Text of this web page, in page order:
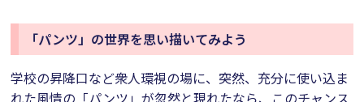
「パンツ」の世界を思い描いてみよう
学校の昇降口など衆人環視の場に、突然、充分に使い込ま